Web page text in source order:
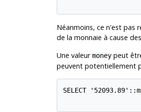
Néanmoins, ce n'est pas
de la monnaie à cause
Une valeurmoneypeut
peuvent potentiellement
SELECT